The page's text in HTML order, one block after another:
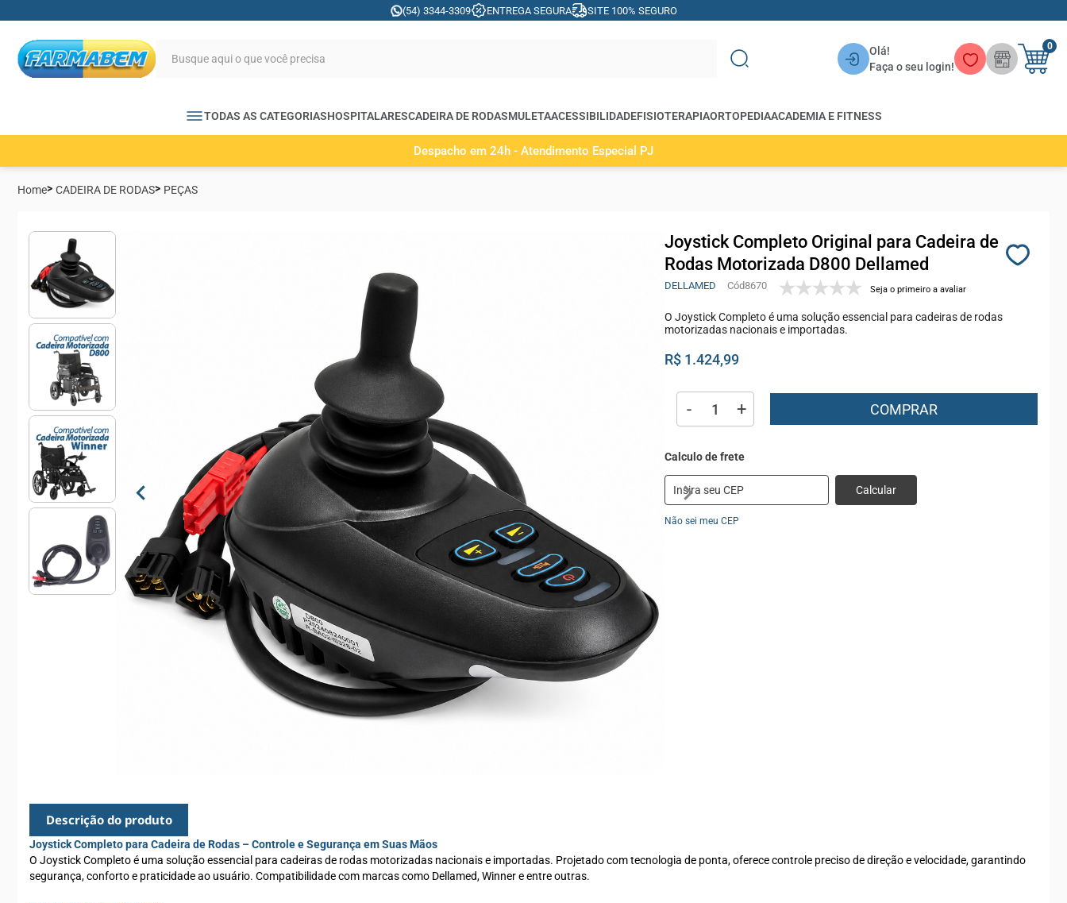
(54) 3344-3309 ENTREGA SEGURA SITE 100% SEGURO
Olá!
Faça o seu login!
0
TODAS AS CATEGORIASHOSPITALARESCADEIRA DE RODASMULETAACESSIBILIDADEFISIOTERAPIAORTOPEDIAACADEMIA E FITNESS
Despacho em 24h - Atendimento Especial PJ
Home CADEIRA DE RODAS PEÇAS
Joystick Completo Original para Cadeira de
Rodas Motorizada D800 Dellamed
DELLAMED 8670 Seja o primeiro a avaliar
O Joystick Completo é uma solução essencial para cadeiras de rodas
motorizadas nacionais e importadas.
R$ 1.424,99
- + COMPRAR
Calcular
Não sei meu CEP
Descrição do produto
Joystick Completo para Cadeira de Rodas – Controle e Segurança em Suas Mãos
O Joystick Completo é uma solução essencial para cadeiras de rodas motorizadas nacionais e importadas. Projetado com tecnologia de ponta, oferece controle preciso de direção e velocidade, garantindo
segurança, conforto e praticidade ao usuário. Compatibilidade com marcas como Dellamed, Winner e entre outras.